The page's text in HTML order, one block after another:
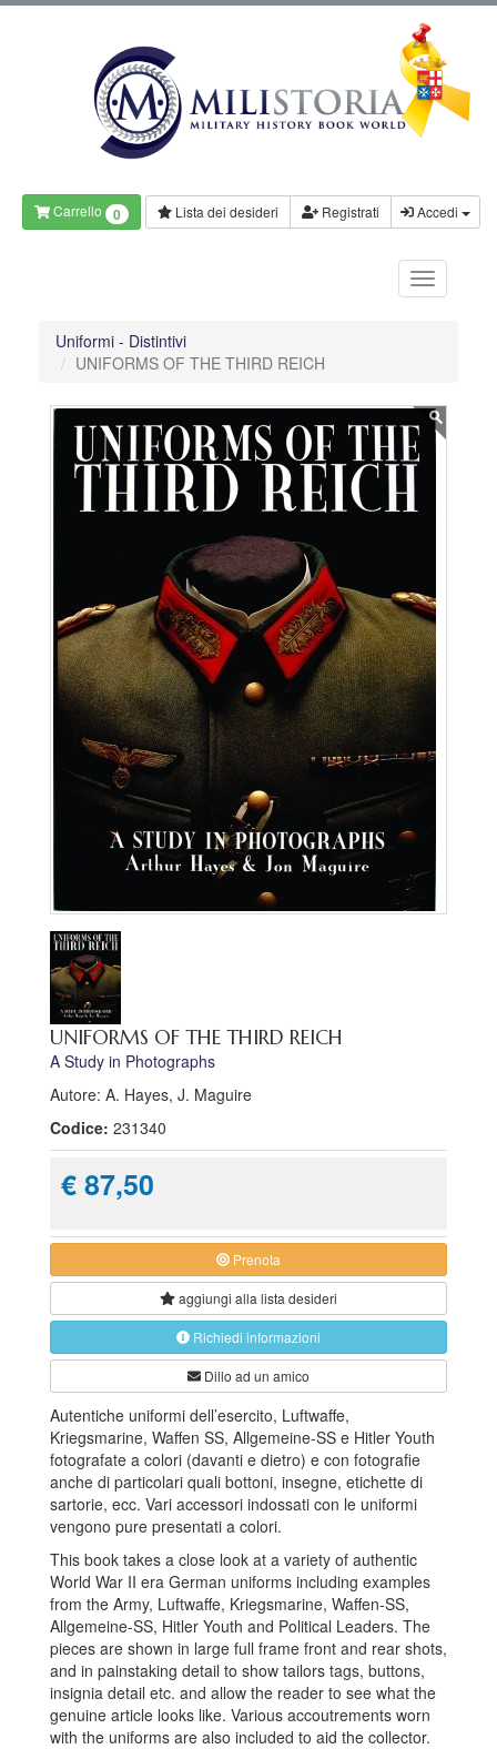
Carrello 0 Lista dei desideri Registrati Accedi
Uniformi - Distintivi
UNIFORMS OF THE THIRD REICH
UNIFORMS OF THE THIRD REICH
A Study in Photographs
Autore: A. Hayes, J. Maguire
Codice: 231340
€ 87,50
Prenota
aggiungi alla lista desideri
Richiedi informazioni
Dillo ad un amico
Autentiche uniformi dell’esercito, Luftwaffe,
Kriegsmarine, Waffen SS, Allgemeine-SS e Hitler Youth
fotografate a colori (davanti e dietro) e con fotografie
anche di particolari quali bottoni, insegne, etichette di
sartorie, ecc. Vari accessori indossati con le uniformi
vengono pure presentati a colori.
This book takes a close look at a variety of authentic
World War II era German uniforms including examples
from the Army, Luftwaffe, Kriegsmarine, Waffen-SS,
Allgemeine-SS, Hitler Youth and Political Leaders. The
pieces are shown in large full frame front and rear shots,
and in painstaking detail to show tailors tags, buttons,
insignia detail etc. and allow the reader to see what the
genuine article looks like. Various accoutrements worn
with the uniforms are also included to aid the collector.